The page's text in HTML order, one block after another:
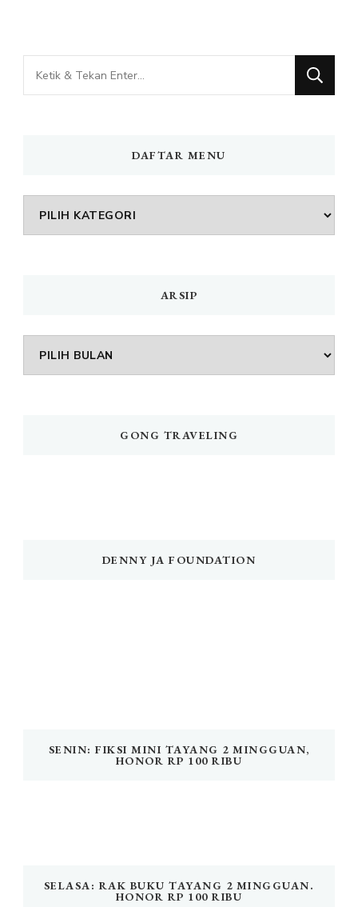
Mencari
Sesuatu?
DAFTAR MENU
DAFTAR
MENU
ARSIP
Arsip
GONG TRAVELING
DENNY JA FOUNDATION
SENIN: FIKSI MINI TAYANG 2 MINGGUAN,
HONOR RP 100 RIBU
SELASA: RAK BUKU TAYANG 2 MINGGUAN.
HONOR RP 100 RIBU